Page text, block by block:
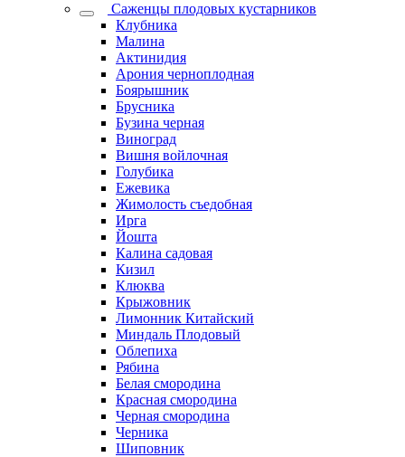
Саженцы плодовых кустарников
Клубника
Малина
Актинидия
Арония черноплодная
Боярышник
Брусника
Бузина черная
Виноград
Вишня войлочная
Голубика
Ежевика
Жимолость съедобная
Ирга
Йошта
Калина садовая
Кизил
Клюква
Крыжовник
Лимонник Китайский
Миндаль Плодовый
Облепиха
Рябина
Белая смородина
Красная смородина
Черная смородина
Черника
Шиповник